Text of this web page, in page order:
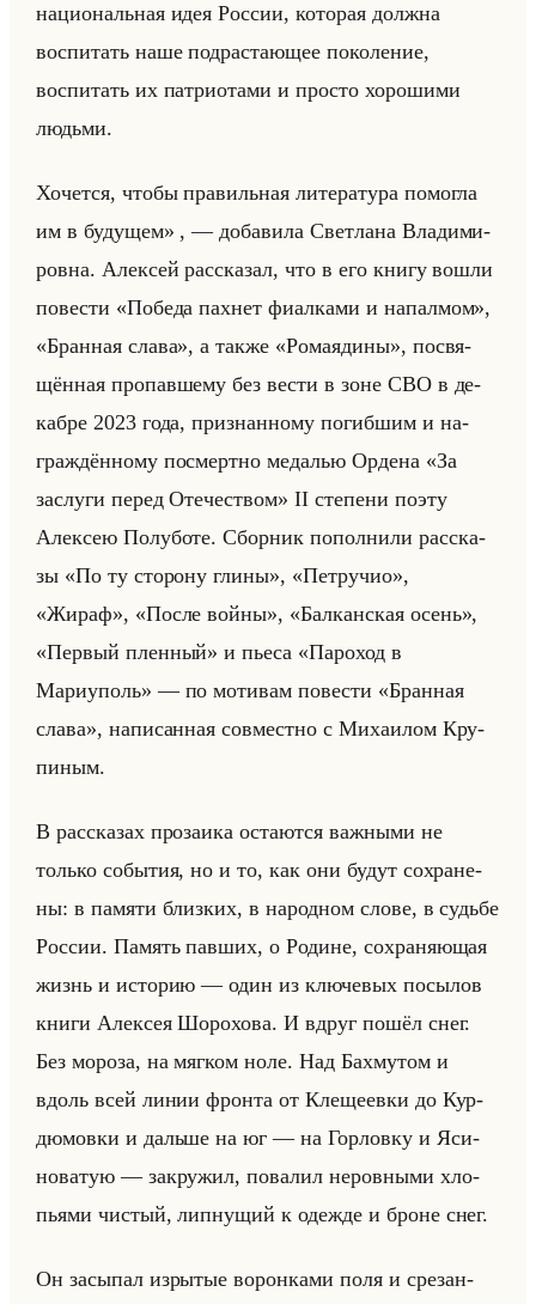
национальная идея России, которая должна
воспитать наше подрастающее поколение,
воспитать их патриотами и просто хорошими
людьми.
Хочется, чтобы правильная литература помогла
им в будущем» , — до­ба­ви­ла Свет­ла­на Вла­ди­ми­
ров­на. Алек­сей рас­ска­зал, что в его книгу вошли
по­ве­сти «Победа пахнет фиалками и напалмом»,
«Бранная слава», а также «Ромаядины», по­свя­
щён­ная про­пав­ше­му без вести в зоне СВО в де­
каб­ре 2023 года, при­знан­но­му по­гиб­шим и на­
граж­дён­но­му по­смерт­но ме­да­лью Ор­де­на «За
заслуги перед Отечеством» II сте­пе­ни поэту
Алек­сею По­лу­бо­те. Сбор­ник по­пол­ни­ли рас­ска­
зы «По ту сторону глины», «Петручио»,
«Жираф», «После войны», «Балканская осень»,
«Первый пленный» и пьеса «Пароход в
Мариуполь» — по мо­ти­вам по­ве­сти «Бранная
слава», на­пи­сан­ная сов­мест­но с Ми­ха­илом Кру­
пи­ным.
В рас­ска­зах про­за­ика оста­ют­ся важ­ны­ми не
только со­бы­тия, но и то, как они будут со­хра­не­
ны: в па­мя­ти близ­ких, в на­род­ном слове, в судьбе
Рос­сии. Па­мять пав­ших, о Ро­дине, со­хра­ня­ющая
жизнь и ис­то­рию — один из клю­че­вых по­сы­лов
книги Алек­сея Шо­ро­хо­ва. И вдруг пошёл снег.
Без мо­ро­за, на мяг­ком ноле. Над Ба­хму­том и
вдоль всей линии фрон­та от Кле­ще­ев­ки до Кур­
дю­мов­ки и дальше на юг — на Гор­лов­ку и Яси­
но­ва­тую — за­кру­жил, по­ва­лил неров­ны­ми хло­
пья­ми чи­стый, лип­ну­щий к одеж­де и броне снег.
Он за­сы­пал из­ры­тые во­рон­ка­ми поля и сре­зан­